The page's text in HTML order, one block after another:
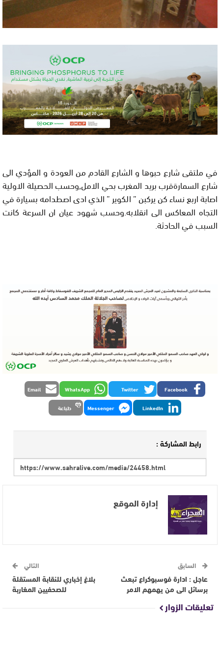
في ملتقى شارع حبوها و الشارع القادم من العودة و المؤدي الى
شارع السمارةقرب بريد المغرب بحي الامل,وحسب الحصيلة الاولية
اصابة اربع نساء كن يركبن ” الكوير ” الذي ادى اصطدامه بسيارة في
التجاه المعاكس الى انقلابه.وحسب شهود عيان ان السرعة كانت
السبب في الحادثة.
Facebook
Twitter
WhatsApp
Email
LinkedIn
Messenger طباعة
رابط المشاركة :
إدارة الموقع
السابق
عاجل : ادارة فوسبوكراع تبعث
برسائل الى من يهمهم الامر
التالي
بلاغ إخباري للنقابة المستقلة
للصحفيين المغاربة
تعليقات الزوار